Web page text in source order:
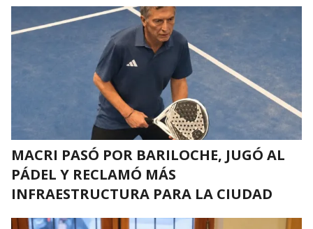
MACRI PASÓ POR BARILOCHE, JUGÓ AL
PÁDEL Y RECLAMÓ MÁS
INFRAESTRUCTURA PARA LA CIUDAD